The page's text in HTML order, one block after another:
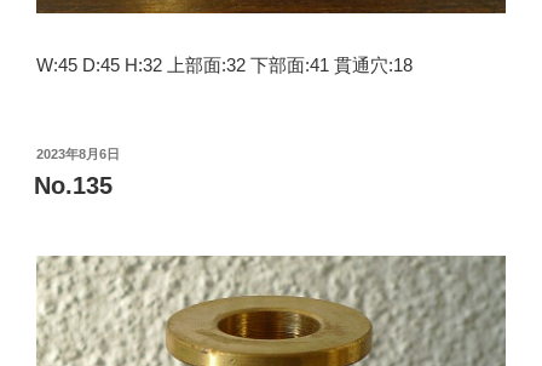
W:45 D:45 H:32 上部面:32 下部面:41 貫通穴:18
投
稿
日:
2023年8月6日
No.135